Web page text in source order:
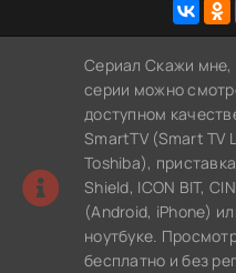
Сериал Скажи мне,
серии можно
доступном
SmartTV (Smart TV
Toshiba),
Shield, ICON BIT,
(Android, iPhone)
ноутбуке.
бесплатно и без